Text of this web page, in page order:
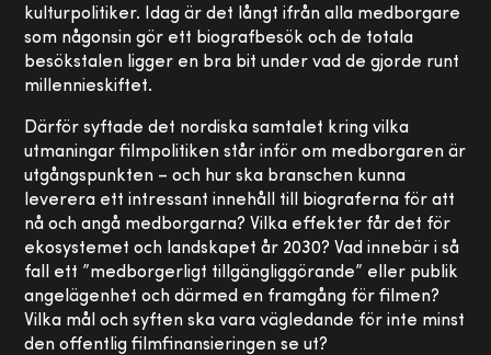
kulturpolitiker. Idag är det långt ifrån alla medborgare
som någonsin gör ett biografbesök och de totala
besökstalen ligger en bra bit under vad de gjorde runt
millennieskiftet.
Därför syftade det nordiska samtalet kring vilka
utmaningar filmpolitiken står inför om medborgaren är
utgångspunkten – och hur ska branschen kunna
leverera ett intressant innehåll till biograferna för att
nå och angå medborgarna? Vilka effekter får det för
ekosystemet och landskapet år 2030? Vad innebär i så
fall ett ”medborgerligt tillgängliggörande” eller publik
angelägenhet och därmed en framgång för filmen?
Vilka mål och syften ska vara vägledande för inte minst
den offentlig filmfinansieringen se ut?